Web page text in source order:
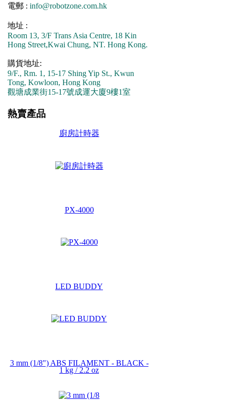
電郵 : info@robotzone.com.hk
地址 :
Room 13, 3/F Trans Asia Centre, 18 Kin
Hong Street,Kwai Chung, NT. Hong Kong.
購貨地址:
9/F., Rm. 1, 15-17 Shing Yip St., Kwun
Tong, Kowloon, Hong Kong
觀塘成業街15-17號成運大廈9樓1室
熱賣產品
廚房計時器
PX-4000
LED BUDDY
3 mm (1/8") ABS FILAMENT - BLACK -
1 kg / 2.2 oz